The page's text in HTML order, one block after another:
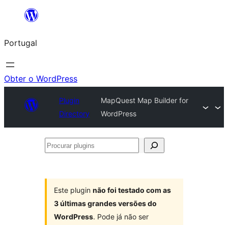
Saltar
o
conteúdo
Portugal
Obter o WordPress
Plugin
Directory
MapQuest Map Builder for
WordPress
Procurar
Este plugin não foi testado com as
3 últimas grandes versões do
WordPress. Pode já não ser